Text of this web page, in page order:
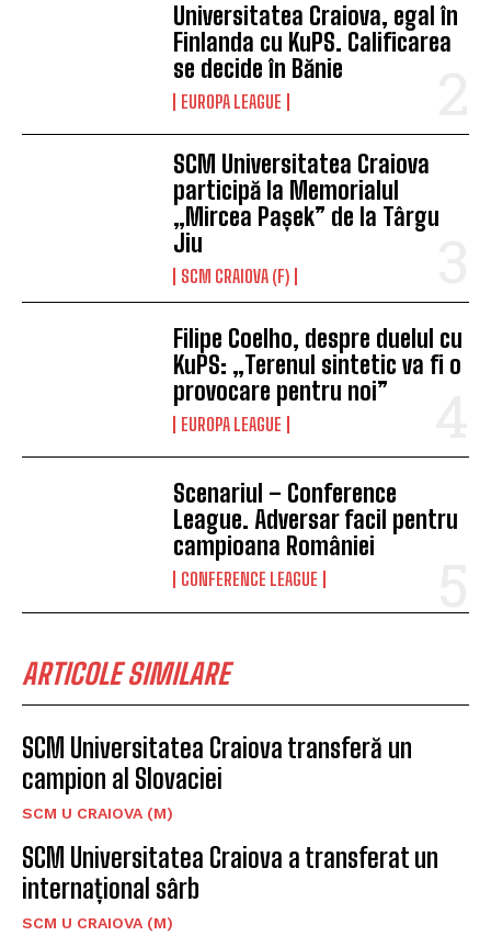
Universitatea Craiova, egal în
Finlanda cu KuPS. Calificarea
se decide în Bănie
EUROPA LEAGUE
SCM Universitatea Craiova
participă la Memorialul
„Mircea Pașek” de la Târgu
Jiu
SCM CRAIOVA (F)
Filipe Coelho, despre duelul cu
KuPS: „Terenul sintetic va fi o
provocare pentru noi”
EUROPA LEAGUE
Scenariul – Conference
League. Adversar facil pentru
campioana României
CONFERENCE LEAGUE
ARTICOLE SIMILARE
SCM Universitatea Craiova transferă un
campion al Slovaciei
SCM U CRAIOVA (M)
SCM Universitatea Craiova a transferat un
internațional sârb
SCM U CRAIOVA (M)